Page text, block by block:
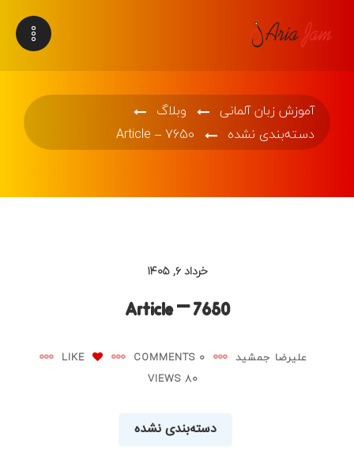
آموزش زبان آلمانی
وبلاگ
دسته‌بندی نشده
Article – 7650
خرداد ۶, ۱۴۰۵
Article – 7650
علیرضا جمشید 0 COMMENTS
LIKE
80 VIEWS
دسته‌بندی نشده